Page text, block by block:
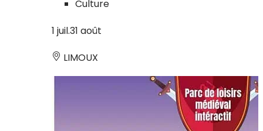
Culture
1 juil.31 août
LIMOUX